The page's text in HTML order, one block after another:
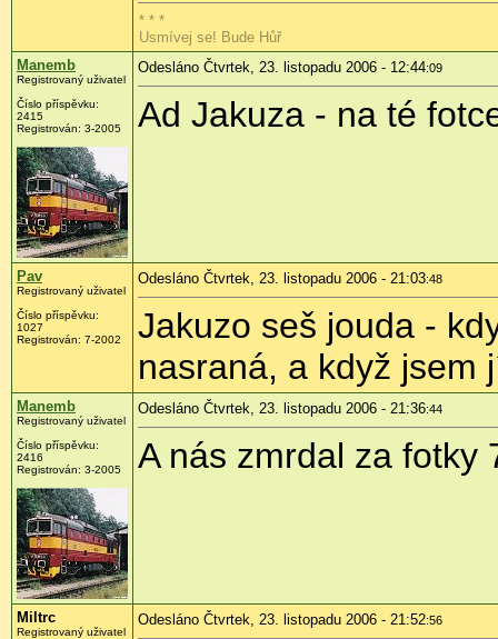
* * *
Usmívej se! Bude Hůř
Manemb
Registrovaný uživatel
Číslo příspěvku:
2415
Registrován: 3-2005
Odesláno Čtvrtek, 23. listopadu 2006 - 12:44:09
Ad Jakuza - na té
Pav
Registrovaný uživatel
Číslo příspěvku:
1027
Registrován: 7-2002
Odesláno Čtvrtek, 23. listopadu 2006 - 21:03:48
Jakuzo seš jouda -
nasraná, a když jsem
Manemb
Registrovaný uživatel
Číslo příspěvku:
2416
Registrován: 3-2005
Odesláno Čtvrtek, 23. listopadu 2006 - 21:36:44
A nás zmrdal za fotky
Miltrc
Registrovaný uživatel
Odesláno Čtvrtek, 23. listopadu 2006 - 21:52:56